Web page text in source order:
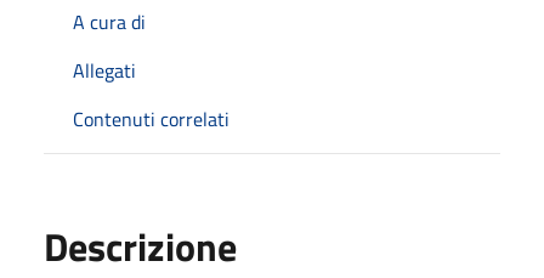
A cura di
Allegati
Contenuti correlati
Descrizione